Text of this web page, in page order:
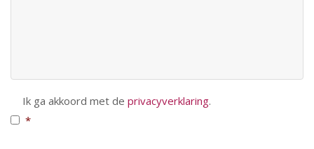
Toestemming *
Ik ga akkoord met de privacyverklaring.
*